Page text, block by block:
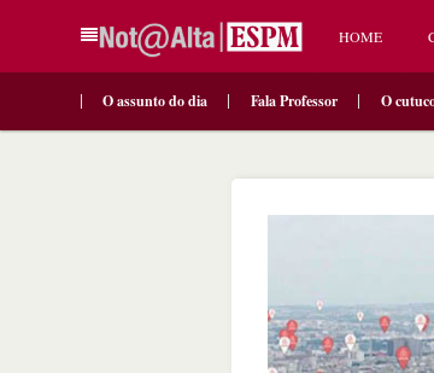
HOME
O assunto do dia Fala Professor O